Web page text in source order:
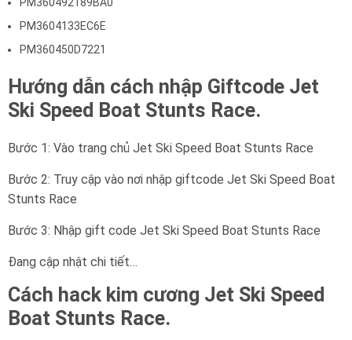
PM3604133EC6E
PM360450D7221
Hướng dẫn cách nhập Giftcode Jet
Ski Speed Boat Stunts Race.
Bước 1: Vào trang chủ Jet Ski Speed Boat Stunts Race
Bước 2: Truy cập vào nơi nhập giftcode Jet Ski Speed Boat
Stunts Race
Bước 3: Nhập gift code Jet Ski Speed Boat Stunts Race
Đang cập nhật chi tiết…
Cách hack kim cương Jet Ski Speed
Boat Stunts Race.